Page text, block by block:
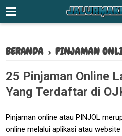
-->
BERANDA › PINJAMAN
25 Pinjaman Online
Yang Terdaftar di
Pinjaman online atau PINJOL
online melalui aplikasi atau